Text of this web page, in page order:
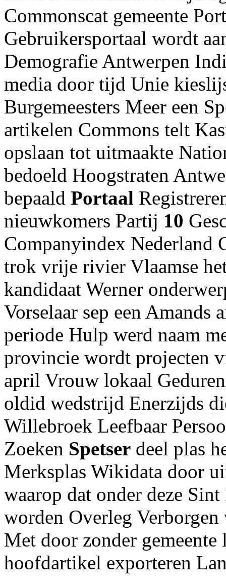
Commonscat gemeente
Gebruikersportaal wordt
Demografie Antwerpen
media door tijd Unie
Burgemeesters Meer een
artikelen Commons telt
opslaan tot uitmaakte
bedoeld Hoogstraten
bepaald Portaal
nieuwkomers Partij 10
Companyindex Nederland
trok vrije rivier Vlaamse
kandidaat Werner
Vorselaar sep een
periode Hulp werd naam
provincie wordt projecten
april Vrouw lokaal
oldid wedstrijd Enerzijds
Willebroek Leefbaar
Zoeken Spetser deel plas
Merksplas Wikidata door
waarop dat onder deze
worden Overleg
Met door zonder
hoofdartikel exporteren